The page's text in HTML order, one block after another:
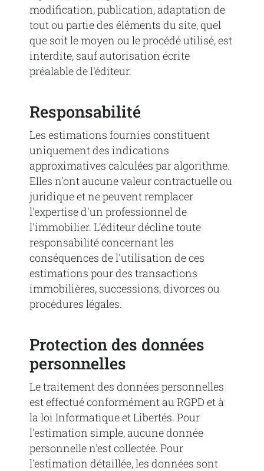
modification, publication, adaptation de
tout ou partie des éléments du site, quel
que soit le moyen ou le procédé utilisé, est
interdite, sauf autorisation écrite
préalable de l'éditeur.
Responsabilité
Les estimations fournies constituent
uniquement des indications
approximatives calculées par algorithme.
Elles n'ont aucune valeur contractuelle ou
juridique et ne peuvent remplacer
l'expertise d'un professionnel de
l'immobilier. L'éditeur décline toute
responsabilité concernant les
conséquences de l'utilisation de ces
estimations pour des transactions
immobilières, successions, divorces ou
procédures légales.
Protection des données
personnelles
Le traitement des données personnelles
est effectué conformément au RGPD et à
la loi Informatique et Libertés. Pour
l'estimation simple, aucune donnée
personnelle n'est collectée. Pour
l'estimation détaillée, les données sont